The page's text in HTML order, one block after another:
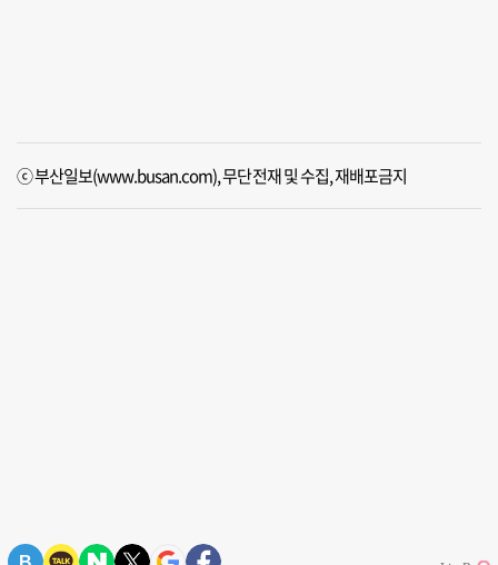
ⓒ 부산일보(www.busan.com), 무단전재 및 수집, 재배포금지